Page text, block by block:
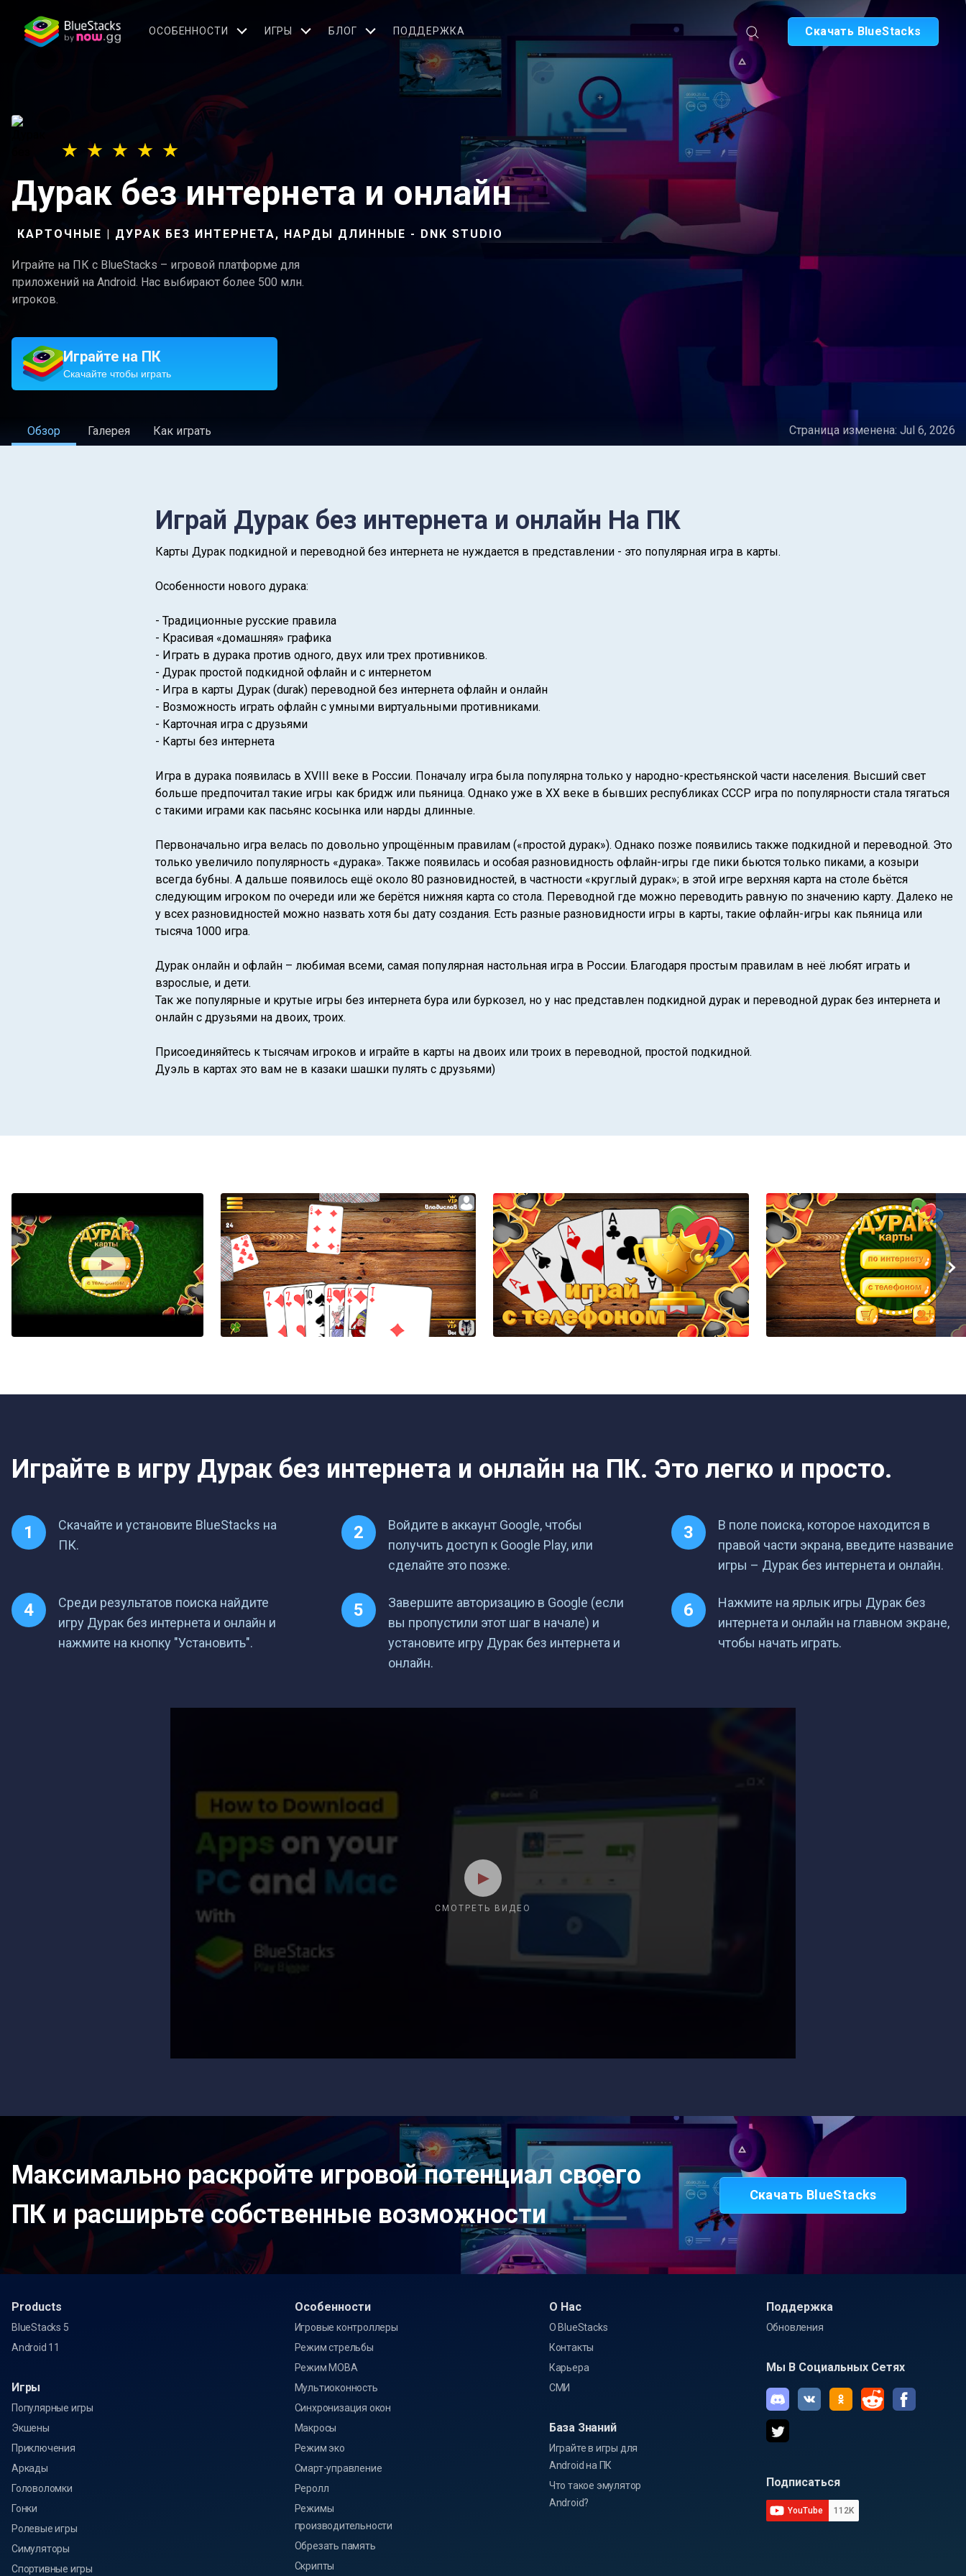
OСОБЕННОСТИ ИГРЫ БЛОГ ПОДДЕРЖКА Скачать BlueStacks
Дурак без интернета и онлайн
КАРТОЧНЫЕ | ДУРАК БЕЗ ИНТЕРНЕТА, НАРДЫ ДЛИННЫЕ - DNK STUDIO
Играйте на ПК с BlueStacks – игровой платформе для
приложений на Android. Нас выбирают более 500 млн.
игроков.
Играйте на ПК
Скачайте чтобы играть
Обзор Галерея Как играть Страница изменена: Jul 6, 2026
Играй Дурак без интернета и онлайн На ПК
Карты Дурак подкидной и переводной без интернета не нуждается в представлении - это популярная игра в карты.
Особенности нового дурака:
- Традиционные русские правила
- Красивая «домашняя» графика
- Играть в дурака против одного, двух или трех противников.
- Дурак простой подкидной офлайн и с интернетом
- Игра в карты Дурак (durak) переводной без интернета офлайн и онлайн
- Возможность играть офлайн с умными виртуальными противниками.
- Карточная игра с друзьями
- Карты без интернета
Игра в дурака появилась в XVIII веке в России. Поначалу игра была популярна только у народно-крестьянской части населения. Высший свет
больше предпочитал такие игры как бридж или пьяница. Однако уже в XX веке в бывших республиках СССР игра по популярности стала тягаться
с такими играми как пасьянс косынка или нарды длинные.
Первоначально игра велась по довольно упрощённым правилам («простой дурак»). Однако позже появились также подкидной и переводной. Это
только увеличило популярность «дурака». Также появилась и особая разновидность офлайн-игры где пики бьются только пиками, а козыри
всегда бубны. А дальше появилось ещё около 80 разновидностей, в частности «круглый дурак»; в этой игре верхняя карта на столе бьётся
следующим игроком по очереди или же берётся нижняя карта со стола. Переводной где можно переводить равную по значению карту. Далеко не
у всех разновидностей можно назвать хотя бы дату создания. Есть разные разновидности игры в карты, такие офлайн-игры как пьяница или
тысяча 1000 игра.
Дурак онлайн и офлайн – любимая всеми, самая популярная настольная игра в России. Благодаря простым правилам в неё любят играть и
взрослые, и дети.
Так же популярные и крутые игры без интернета бура или буркозел, но у нас представлен подкидной дурак и переводной дурак без интернета и
онлайн с друзьями на двоих, троих.
Присоединяйтесь к тысячам игроков и играйте в карты на двоих или троих в переводной, простой подкидной.
Дуэль в картах это вам не в казаки шашки пулять с друзьями)
Играйте в игру Дурак без интернета и онлайн на ПК. Это легко и просто.
Скачайте и установите BlueStacks на
ПК.
Войдите в аккаунт Google, чтобы
получить доступ к Google Play, или
сделайте это позже.
В поле поиска, которое находится в
правой части экрана, введите название
игры – Дурак без интернета и онлайн.
Среди результатов поиска найдите
игру Дурак без интернета и онлайн и
нажмите на кнопку "Установить".
Завершите авторизацию в Google (если
вы пропустили этот шаг в начале) и
установите игру Дурак без интернета и
онлайн.
Нажмите на ярлык игры Дурак без
интернета и онлайн на главном экране,
чтобы начать играть.
СМОТРЕТЬ ВИДЕО
Максимально раскройте игровой потенциал своего
ПК и расширьте собственные возможности
Скачать BlueStacks
Products
BlueStacks 5
Android 11
Игры
Популярные игры
Экшены
Приключения
Аркады
Головоломки
Гонки
Ролевые игры
Симуляторы
Спортивные игры
Oсобенности
Игровые контроллеры
Режим стрельбы
Режим MOBA
Мультиоконность
Синхронизация окон
Макросы
Режим эко
Смарт-управление
Реролл
Режимы
производительности
Обрезать память
Скрипты
О Нас
О BlueStacks
Контакты
Карьера
СМИ
База Знаний
Играйте в игры для
Android на ПК
Что такое эмулятор
Android?
Поддержка
Обновления
Мы В Социальных Сетях
Подписаться
YouTube 112K